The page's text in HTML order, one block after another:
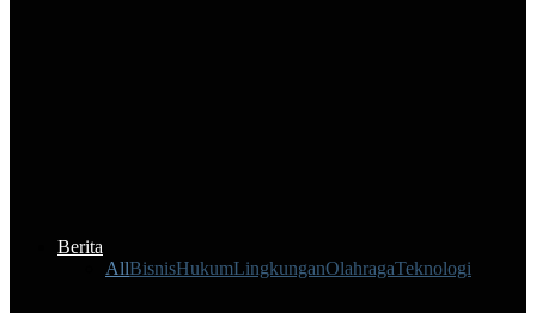
Berita
AllBisnisHukumLingkunganOlahragaTeknologi